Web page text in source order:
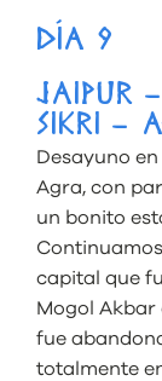
DÍA 9
JAIPUR
SIKRI –
Desayuno
Agra, con
un bonito
capital que
Mogol Akbar
fue
totalmente